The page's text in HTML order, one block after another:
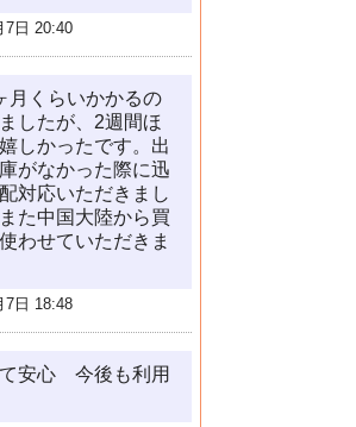
7日 20:40
月くらいかかるの
したが、2週間ほ
しかったです。出
がなかった際に迅
対応いただきまし
た中国大陸から買
わせていただきま
7日 18:48
安心 今後も利用